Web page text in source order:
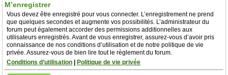
M’enregistrer
Vous devez être enregistré pour vous connecter. L’enregistrement ne prend
que quelques secondes et augmente vos possibilités. L’administrateur du
forum peut également accorder des permissions additionnelles aux
utilisateurs enregistrés. Avant de vous enregistrer, assurez-vous d’avoir pris
connaissance de nos conditions d’utilisation et de notre politique de vie
privée. Assurez-vous de bien lire tout le règlement du forum.
Conditions d’utilisation
Politique de vie privée